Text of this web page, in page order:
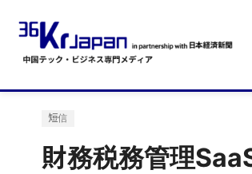
短信
財務税務管理